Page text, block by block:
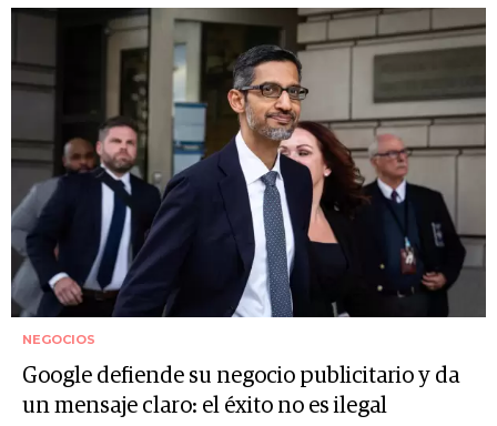
NEGOCIOS
Google defiende su negocio publicitario y da
un mensaje claro: el éxito no es ilegal